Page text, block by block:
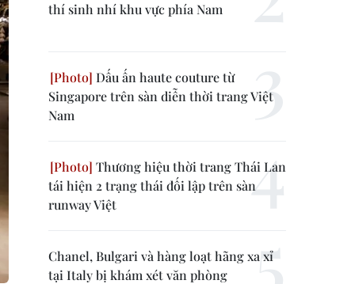
thí sinh nhí khu vực phía Nam
Dấu ấn haute couture từ
Singapore trên sàn diễn thời trang Việt
Nam
Thương hiệu thời trang Thái Lan
tái hiện 2 trạng thái đối lập trên sàn
runway Việt
Chanel, Bulgari và hàng loạt hãng xa xỉ
tại Italy bị khám xét văn phòng